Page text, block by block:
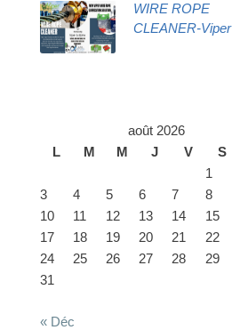
WIRE ROPE
CLEANER-Viper
août 2026
L
M M J V S
1
3
4 5 6 7 8
10
11 12 13 14 15
17
18 19 20 21 22
24
25 26 27 28 29
31
« Déc